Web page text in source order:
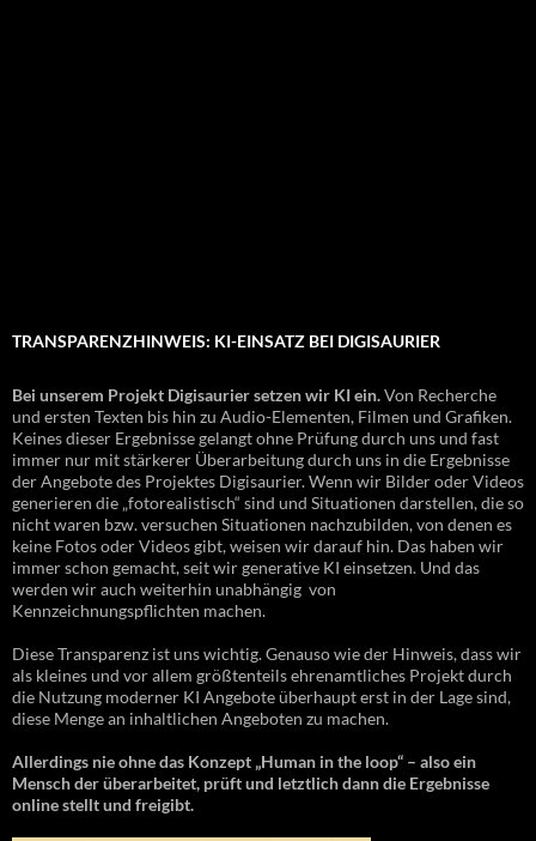
TRANSPARENZHINWEIS: KI-EINSATZ BEI DIGISAURIER
Bei unserem Projekt Digisaurier setzen wir KI ein.Von Recherche
und ersten Texten bis hin zu Audio-Elementen, Filmen und Grafiken.
Keines dieser Ergebnisse gelangt ohne Prüfung durch uns und fast
immer nur mit stärkerer Überarbeitung durch uns in die Ergebnisse
der Angebote des Projektes Digisaurier. Wenn wir Bilder oder Videos
generieren die „fotorealistisch“ sind und Situationen darstellen, die so
nicht waren bzw. versuchen Situationen nachzubilden, von denen es
keine Fotos oder Videos gibt, weisen wir darauf hin. Das haben wir
immer schon gemacht, seit wir generative KI einsetzen. Und das
werden wir auch weiterhin unabhängig von
Kennzeichnungspflichten machen.
Diese Transparenz ist uns wichtig. Genauso wie der Hinweis, dass wir
als kleines und vor allem größtenteils ehrenamtliches Projekt durch
die Nutzung moderner KI Angebote überhaupt erst in der Lage sind,
diese Menge an inhaltlichen Angeboten zu machen.
Allerdings nie ohne das Konzept „Human in the loop“ – also ein
Mensch der überarbeitet, prüft und letztlich dann die Ergebnisse
online stellt und freigibt.